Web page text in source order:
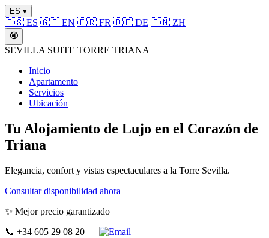
ES ▾
🇪🇸 ES 🇬🇧 EN 🇫🇷 FR 🇩🇪 DE 🇨🇳 ZH
🔇
SEVILLA SUITE TORRE TRIANA
Inicio
Apartamento
Servicios
Ubicación
Tu Alojamiento de Lujo en el Corazón de
Triana
Elegancia, confort y vistas espectaculares a la Torre Sevilla.
Consultar disponibilidad ahora
✨ Mejor precio garantizado
📞 +34 605 29 08 20